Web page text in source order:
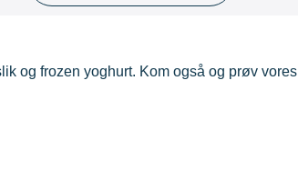
og frozen yoghurt. Kom også og prøv vores